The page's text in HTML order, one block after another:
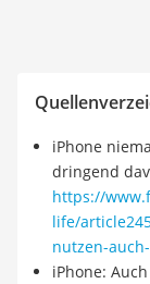
iPhone
dringend
https://
life/
nutzen-
iPhone: